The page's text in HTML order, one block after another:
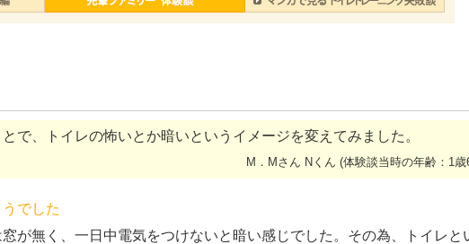
で、トイレの怖いとか暗いというイメージを変えてみました。
M．Mさん Nくん (体験談当時の年齢：1
でした
が無く、一日中電気をつけないと暗い感じでした。その為、トイレと